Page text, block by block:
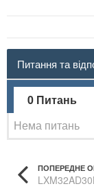
Питання та
0 Питань
Нема питань
ПОПЕРЕДНЕ